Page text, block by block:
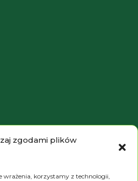
zgodami plików
wrażenia, korzystamy z technologii,